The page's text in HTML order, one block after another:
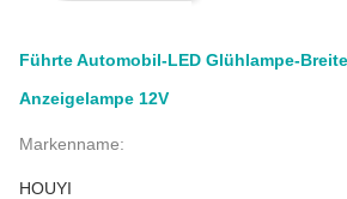
Führte Automobil-LED Glühlampe-
Anzeigelampe 12V
Markenname:
HOUYI